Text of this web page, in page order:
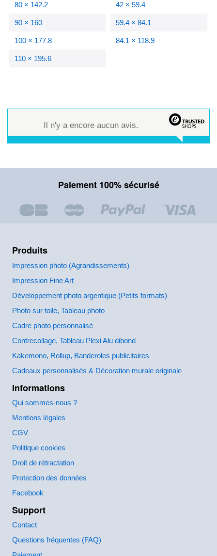
80 × 142.2
90 × 160
100 × 177.8
110 × 195.6
42 × 59.4
59.4 × 84.1
84.1 × 118.9
Il n'y a encore aucun avis.
Paiement 100% sécurisé
Produits
Impression photo (Agrandissements)
Impression Fine Art
Développement photo argentique (Petits formats)
Photo sur toile, Tableau photo
Cadre photo personnalisé
Contrecollage, Tableau Plexi Alu dibond
Kakemono, Rollup, Banderoles publicitaires
Cadeaux personnalisés & Décoration murale originale
Informations
Qui sommes-nous ?
Mentions légales
CGV
Politique cookies
Droit de rétractation
Protection des données
Facebook
Support
Contact
Questions fréquentes (FAQ)